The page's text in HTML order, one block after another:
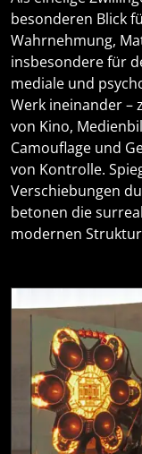
besonderen Blick
Wahrnehmung,
insbesondere für
mediale und
Werk ineinander –
von Kino,
Camouflage und
von Kontrolle.
Verschiebungen
betonen die
modernen